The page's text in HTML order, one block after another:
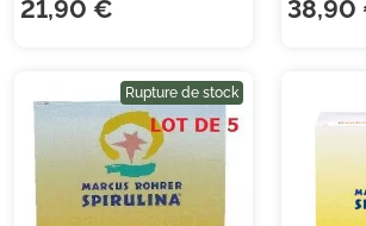
(10 avis)
21,90 € 38,90
Rupture de stock